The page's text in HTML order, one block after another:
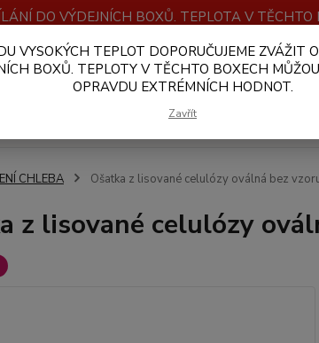
DO VÝDEJNÍCH BOXŮ. TEPLOTA V
PODMÍNKY PLATBA A DOPRAVA
Hledat
CHLEBA Ošatka z lisované celulózy oválná bez
z lisované celulózy
VYSOKÝCH TEPLOT DOPORUČUJEME ZVÁŽIT
BOXŮ. TEPLOTY V TĚCHTO BOXECH
OPRAVDU EXTRÉMNÍCH HODNOT.
Zavřít